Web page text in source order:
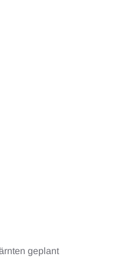
geplant